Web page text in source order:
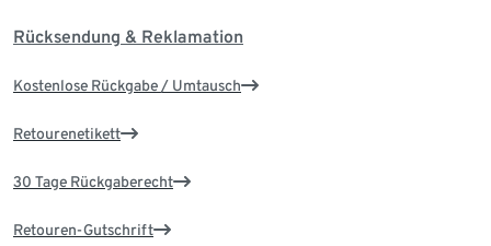
Rücksendung & Reklamation
Kostenlose Rückgabe / Umtausch
Retourenetikett
30 Tage Rückgaberecht
Retouren-Gutschrift